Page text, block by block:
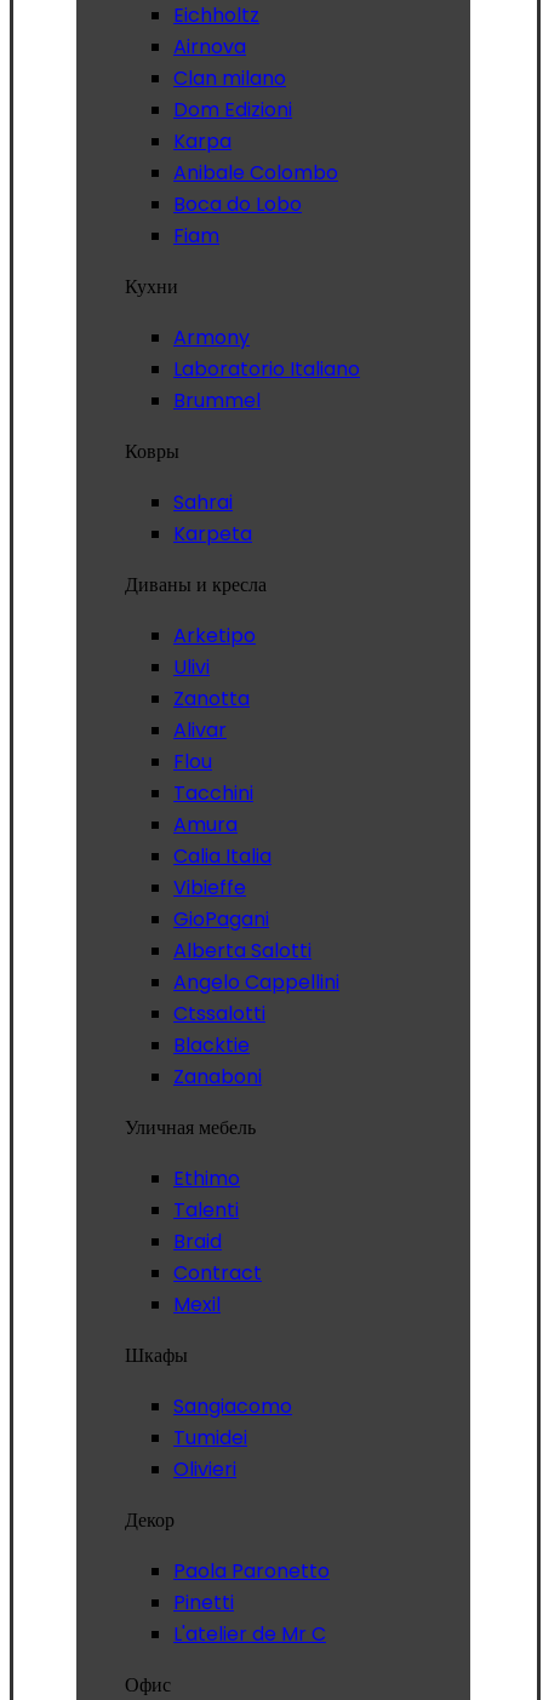
Eichholtz
Airnova
Clan milano
Dom Edizioni
Karpa
Anibale Colombo
Boca do Lobo
Fiam
Кухни
Armony
Laboratorio Italiano
Brummel
Ковры
Sahrai
Karpeta
Диваны и кресла
Arketipo
Ulivi
Zanotta
Alivar
Flou
Tacchini
Amura
Calia Italia
Vibieffe
GioPagani
Alberta Salotti
Angelo Cappellini
Ctssalotti
Blacktie
Zanaboni
Уличная мебель
Ethimo
Talenti
Braid
Contract
Mexil
Шкафы
Sangiacomo
Tumidei
Olivieri
Декор
Paola Paronetto
Pinetti
L'atelier de Mr C
Офис